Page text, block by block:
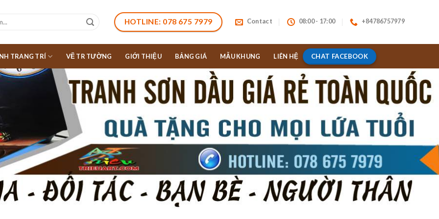
HOTLINE: 078 675 7979 Contact 08:00 - 17:00 +84786757979
TRANG TRÍ VẼ TR TƯỜNG GIỚI THIỆU BẢNG GIÁ MẪU KHUNG LIÊN HỆ CHAT FACEBOOK